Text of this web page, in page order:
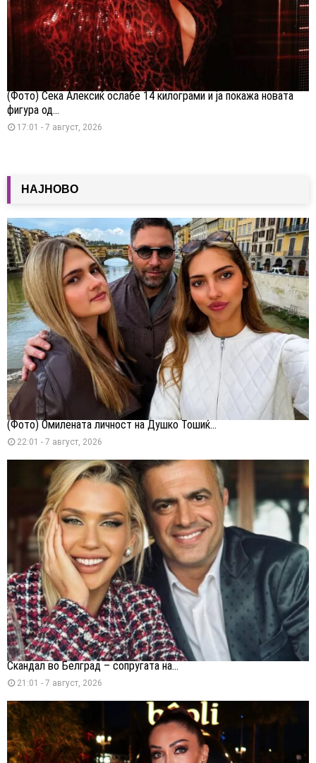
(Фото) Сека Алексиќ ослабе 14 килограми и ја покажа новата
фигура од...
17:01 - 7 август, 2026
НАЈНОВО
(Фото) Омилената личност на Душко Тошиќ...
22:01 - 7 август, 2026
Скандал во Белград – сопругата на...
21:01 - 7 август, 2026